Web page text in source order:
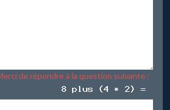
de répondre à la question suivante :